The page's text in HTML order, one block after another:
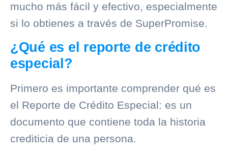
mucho más fácil y efectivo, especialmente
si lo obtienes a través de SuperPromise.
¿Qué es el reporte de crédito
especial?
Primero es importante comprender qué es
el Reporte de Crédito Especial: es un
documento que contiene toda la historia
crediticia de una persona.